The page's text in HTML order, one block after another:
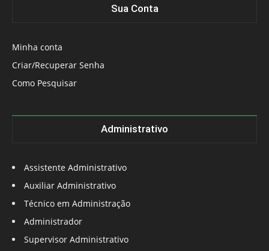
Sua Conta
Minha conta
Criar/Recuperar Senha
Como Pesquisar
Administrativo
Assistente Administrativo
Auxiliar Administrativo
Técnico em Administração
Administrador
Supervisor Administrativo